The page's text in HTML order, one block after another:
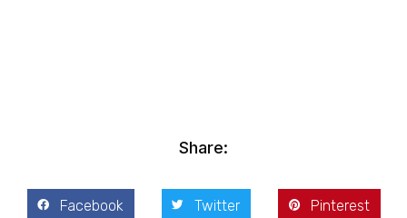
Share:
Facebook Twitter Pinterest